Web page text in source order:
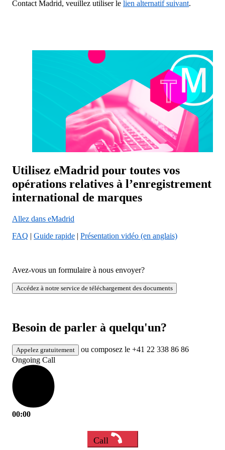
Contact Madrid, veuillez utiliser le lien alternatif suivant.
Utilisez eMadrid pour toutes vos
opérations relatives à l’enregistrement
international de marques
Allez dans eMadrid
FAQ | Guide rapide | Présentation vidéo (en anglais)
Avez-vous un formulaire à nous envoyer?
Accédez à notre service de téléchargement des documents
Besoin de parler à quelqu'un?
Appelez gratuitement
ou composez le +41 22 338 86 86
Ongoing Call
00:00
Call